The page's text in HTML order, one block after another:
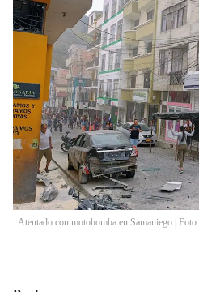
Atentado con motobomba en Samaniego |